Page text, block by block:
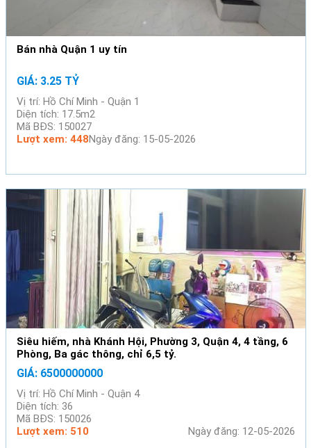
Bán nhà Quận 1 uy tín
GIÁ: 3.25 TỶ
Vị trí: Hồ Chí Minh - Quận 1
Diện tích: 17.5m2
Mã BĐS: 150027
Lượt xem: 448Ngày đăng: 15-05-2026
Siêu hiếm, nhà Khánh Hội, Phường 3, Quận 4, 4 tầng, 6
Phòng, Ba gác thông, chỉ 6,5 tỷ.
GIÁ: 6500000000
Vị trí: Hồ Chí Minh - Quận 4
Diện tích: 36
Mã BĐS: 150026
Lượt xem: 510
Ngày đăng: 12-05-2026